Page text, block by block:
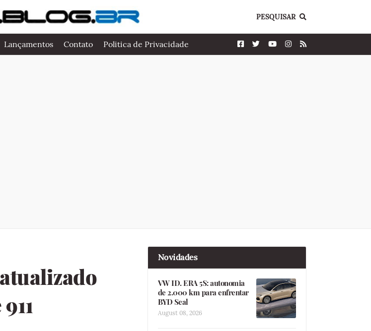
PESQUISAR
Lançamentos Contato Politica de Privacidade
Novidades
VW ID. ERA 5S: autonomia
de 2.000 km para enfrentar
BYD Seal
August 08, 2026